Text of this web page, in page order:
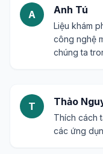
A Anh Tú
Liệu khám
công nghệ
chúng ta
T Thảo
Thích cách
các ứng